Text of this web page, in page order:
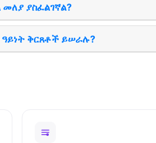
መለያ ያስፈልገኛል?
ቅርጸቶች ይሠራሉ?